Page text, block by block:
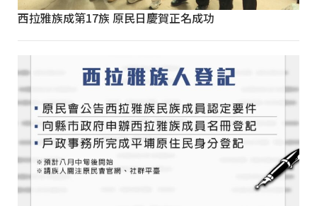
西拉雅族成第17族 原民日慶賀正名成功